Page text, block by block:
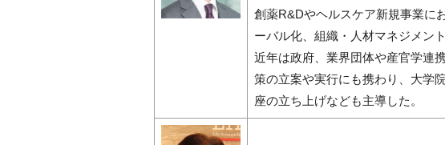
創薬R&Dやヘルスケア新規事業に
ーバル化、組織・人材マネジメン
近年は政府、業界団体や産官学連
策の立案や実行にも携わり、大学
座の立ち上げなども主導した。